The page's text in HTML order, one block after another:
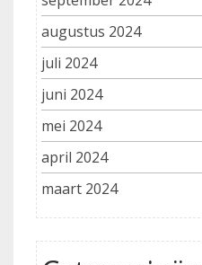
augustus 2024
juli 2024
juni 2024
mei 2024
april 2024
maart 2024